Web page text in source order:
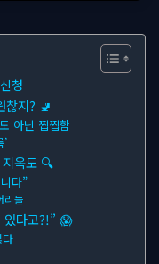
청
찮지? 🚽
아닌 찝찝함
옥도 🔍
다”
리들
있다고?!” 😱